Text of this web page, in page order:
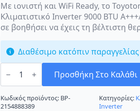
Με ιονιστή και WiFi Ready, το
Κλιματιστικό Inverter 9000 BTU
σε βοηθήσει να έχεις τη βέλτιστη
Διαθέσιμο κατόπιν παραγγελίας
Toyotomi
Kuro
628R32
Κλιματιστικό
Inverter
Προσθήκη Στο Καλάθι
Κωδικός προϊόντος: BP-
2154888389
Κατηγορίες:
Inverter